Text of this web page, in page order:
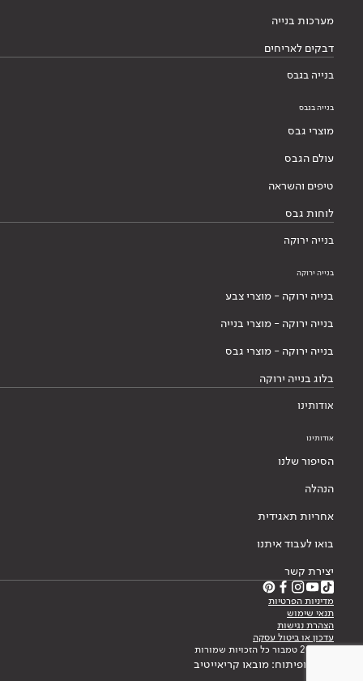
מערכות בנייה
דבקים לאריחים
בנייה בגבס
בנייה בגבס
מוצרי גבס
עולם הגבס
טיפים והשראה
לוחות גבס
בנייה ירוקה
בנייה ירוקה
בנייה ירוקה - מוצרי צבע
בנייה ירוקה - מוצרי בנייה
בנייה ירוקה - מוצרי גבס
בלוג בנייה ירוקה
אודותינו
אודותינו
הסיפור שלנו
הנהלה
אחריות תאגידית
בואו לעבוד איתנו
יצירת קשר
מדיניות הפרטיות
תנאי שימוש
הצהרת נגישות
עדכון או ביטול עסקה
© 2026 טמבור כל הזכויות שמורות
עיצוב ופיתוח: מובאו קריאייטיב